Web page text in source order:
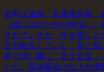
史料は油商「丸屋喜兵衛
（仮に1822〜1824年頃）
されているが、中を開く
正が散在していた。目に
本で消し隣に「五十五文」
とだ。荏胡麻油の仕入れ